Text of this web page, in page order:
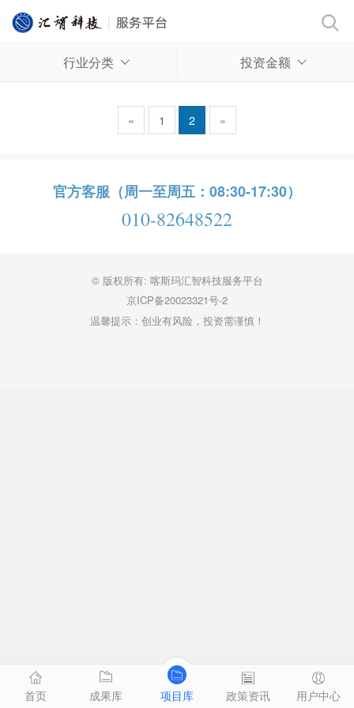
行业分类 投资金额
« 1 2 »
首页 成果库 项目库 政策资讯 用户中心
官方客服（周一至周五：08:30-17:30）
010-82648522
© 版权所有: 喀斯玛汇智科技服务平台
京ICP备20023321号-2
温馨提示：创业有风险，投资需谨慎！